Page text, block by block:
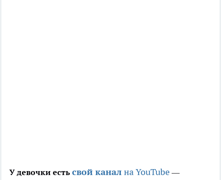
У девочки есть свой канал на YouTube —